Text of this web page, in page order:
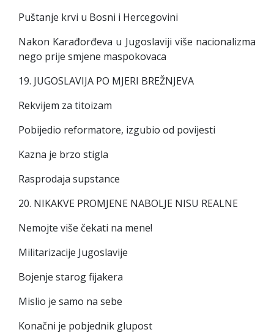
Puštanje krvi u Bosni i Hercegovini
Nakon Karađorđeva u Jugoslaviji više nacionalizma
nego prije smjene maspokovaca
19. JUGOSLAVIJA PO MJERI BREŽNJEVA
Rekvijem za titoizam
Pobijedio reformatore, izgubio od povijesti
Kazna je brzo stigla
Rasprodaja supstance
20. NIKAKVE PROMJENE NABOLJE NISU REALNE
Nemojte više čekati na mene!
Militarizacije Jugoslavije
Bojenje starog fijakera
Mislio je samo na sebe
Konačni je pobjednik glupost